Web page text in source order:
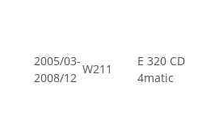
2005/03-
2008/12
W211
E 320 CDI
4matic